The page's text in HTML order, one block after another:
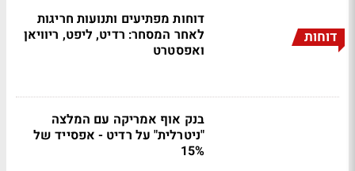
דוחות
דוחות מפתיעים ותנועות חריגות
לאחר המסחר: רדיט, ליפט, ריוויאן
ואפסטרט
בנק אוף אמריקה עם המלצה
"ניטרלית" על רדיט - אפסייד של
15%